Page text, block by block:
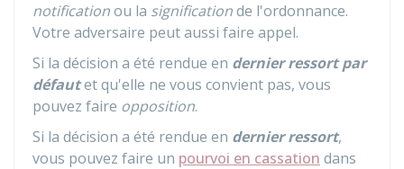
notificationou la significationde l'ordonnance.
Votre adversaire peut aussi faire appel.
Si la décision a été rendue en dernier ressort par
défautet qu'elle ne vous convient pas, vous
pouvez faire opposition.
Si la décision a été rendue en dernier ressort,
vous pouvez faire un pourvoi en cassation dans